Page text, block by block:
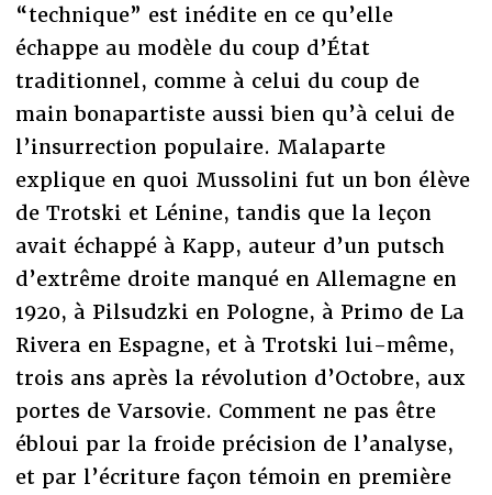
“technique” est inédite en ce qu’elle
échappe au modèle du coup d’État
traditionnel, comme à celui du coup de
main bonapartiste aussi bien qu’à celui de
l’insurrection populaire. Malaparte
explique en quoi Mussolini fut un bon élève
de Trotski et Lénine, tandis que la leçon
avait échappé à Kapp, auteur d’un putsch
d’extrême droite manqué en Allemagne en
1920, à Pilsudzki en Pologne, à Primo de La
Rivera en Espagne, et à Trotski lui-même,
trois ans après la révolution d’Octobre, aux
portes de Varsovie. Comment ne pas être
ébloui par la froide précision de l’analyse,
et par l’écriture façon témoin en première